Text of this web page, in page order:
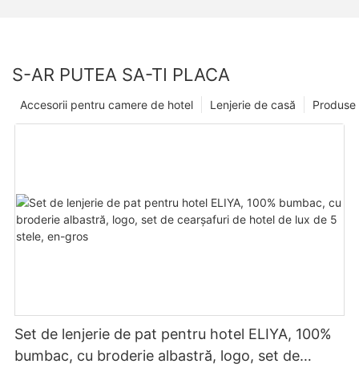
S-AR PUTEA SA-TI PLACA
Produse
Lenjerie de casă
Accesorii pentru camere de hotel
Set de lenjerie de pat pentru hotel ELIYA, 100%
bumbac, cu broderie albastră, logo, set de